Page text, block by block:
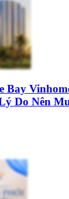
Bay
Do Nên